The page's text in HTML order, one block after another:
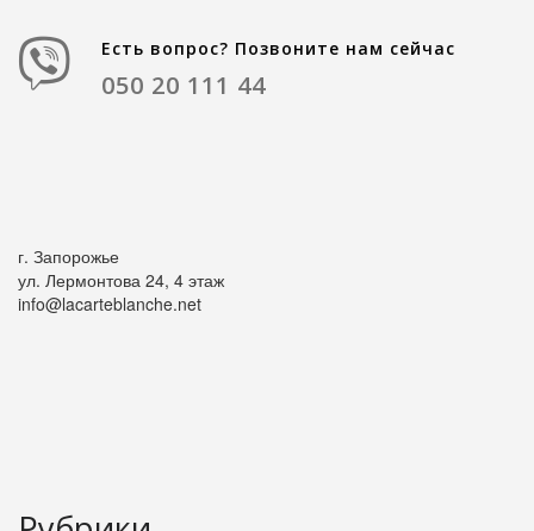
Есть вопрос? Позвоните нам сейчас
050 20 111 44
г. Запорожье
ул. Лермонтова 24, 4 этаж
info@lacarteblanche.net